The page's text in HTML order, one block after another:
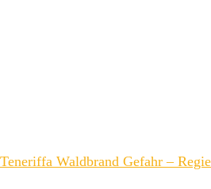
Teneriffa Waldbrand Gefahr –